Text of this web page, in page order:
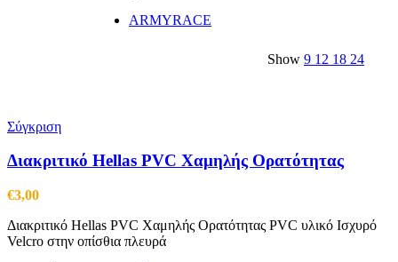
ARMYRACE
Show 9 12 18 24
Σύγκριση
Διακριτικό Hellas PVC Χαμηλής Ορατότητας
€3,00
Διακριτικό Hellas PVC Χαμηλής Ορατότητας PVC υλικό Ισχυρό
Velcro στην οπίσθια πλευρά